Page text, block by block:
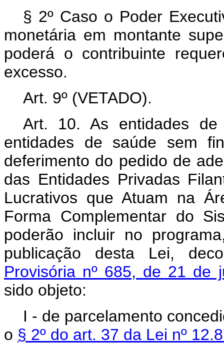
§ 2º Caso o Poder
monetária em montante
poderá o contribuinte
excesso.
Art. 9º (VETADO).
Art. 10. As entidades
entidades de saúde sem
deferimento do pedido de
das Entidades Privadas
Lucrativos que Atuam na
Forma Complementar do
poderão incluir no
publicação desta Lei,
Provisória nº 685, de 21 de
sido objeto:
I - de parcelamento
o § 2º do art. 37 da Lei nº